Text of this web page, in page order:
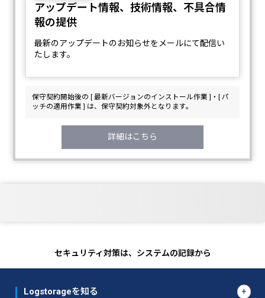
アップデート情報、技術情報、不具合情
報の提供
最新のアップデートのお知らせをメールにて配信い
たします。
保守契約開始後の [ 最新バージョンのインストール作業 ]・[ パ
ッチの適用作業 ] は、保守契約対象外となります。
詳細はこちら
セキュリティ対策は、システムの記録から
Logstorageを知る